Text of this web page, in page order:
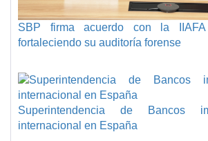
SBP firma acuerdo con la IIAFA
fortaleciendo su auditoría forense
Superintendencia de Bancos
internacional en España